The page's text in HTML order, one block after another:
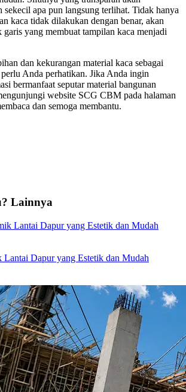
sekecil apa pun langsung terlihat. Tidak hanya
kaca tidak dilakukan dengan benar, akan
yang membuat tampilan kaca menjadi
dan kekurangan material kaca sebagai
Anda perhatikan. Jika Anda ingin
bermanfaat seputar material bangunan
website SCG CBM pada halaman
dan semoga membantu.
Lainnya
Lantai Dapur yang Estetik dan Mudah